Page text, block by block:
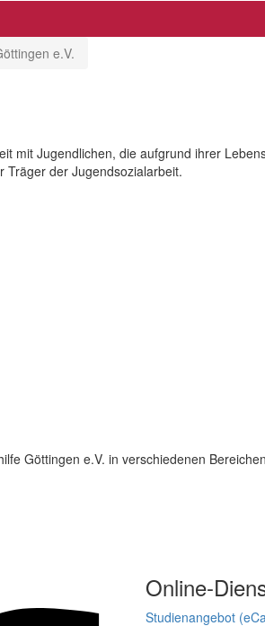
e.V.
mit Jugendlichen, die aufgrund ihrer
Träger der Jugendsozialarbeit.
Göttingen e.V. in verschiedenen
Online-
Studienangebot